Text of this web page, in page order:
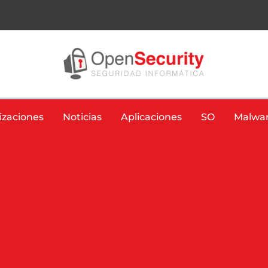
Noticias Aplicaciones SO